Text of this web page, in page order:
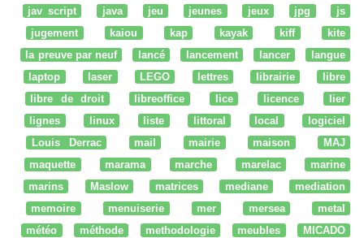
jav script
java jeu jeunes jeux jpg
js
jugement
kaiou kap kayak kiff
kite
la preuve par neuf
lancé lancement lancer
langue
laptop
laser LEGO lettres librairie
libre
libre de droit
libreoffice lice licence
lier
lignes
linux liste littoral local
logiciel
Louis Derrac
mail mairie maison
MAJ
maquette
marama marche marelac
marine
marins
Maslow matrices mediane
mediation
memoire
menuiserie mer mersea
metal
météo
méthode methodologie meubles
MICADO